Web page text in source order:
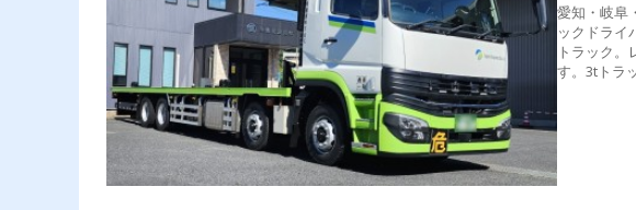
愛知・岐阜
ックドライ
トラック
す。3tトラ
温暖化対策
テナ車★入
に先輩のサ
のルールな
の体制へ